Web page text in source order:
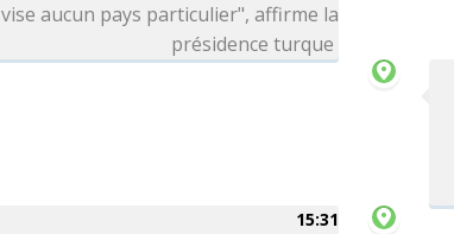
vise aucun pays particulier", affirme la
présidence turque
15:31